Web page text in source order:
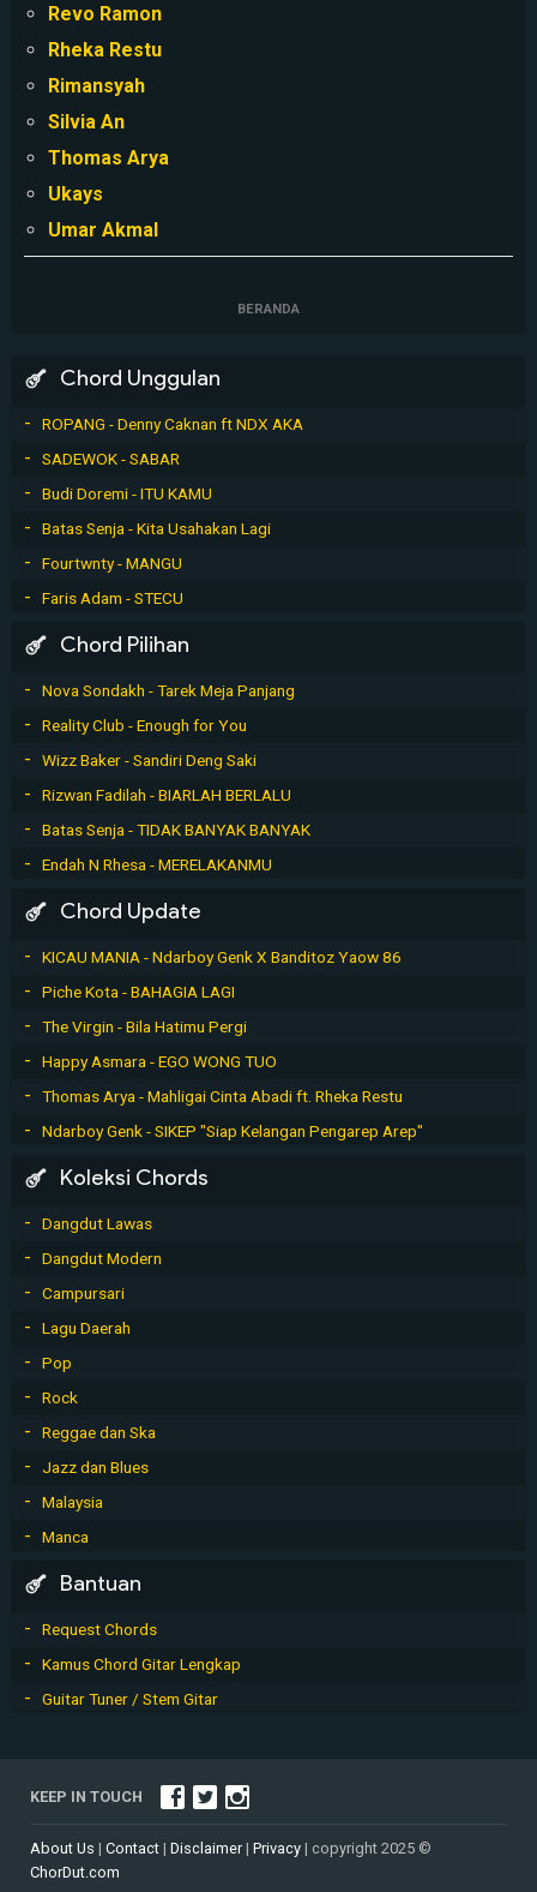
Revo Ramon
Rheka Restu
Rimansyah
Silvia An
Thomas Arya
Ukays
Umar Akmal
BERANDA
Chord Unggulan
ROPANG - Denny Caknan ft NDX AKA
SADEWOK - SABAR
Budi Doremi - ITU KAMU
Batas Senja - Kita Usahakan Lagi
Fourtwnty - MANGU
Faris Adam - STECU
Chord Pilihan
Nova Sondakh - Tarek Meja Panjang
Reality Club - Enough for You
Wizz Baker - Sandiri Deng Saki
Rizwan Fadilah - BIARLAH BERLALU
Batas Senja - TIDAK BANYAK BANYAK
Endah N Rhesa - MERELAKANMU
Chord Update
KICAU MANIA - Ndarboy Genk X Banditoz Yaow 86
Piche Kota - BAHAGIA LAGI
The Virgin - Bila Hatimu Pergi
Happy Asmara - EGO WONG TUO
Thomas Arya - Mahligai Cinta Abadi ft. Rheka Restu
Ndarboy Genk - SIKEP "Siap Kelangan Pengarep Arep"
Koleksi Chords
Dangdut Lawas
Dangdut Modern
Campursari
Lagu Daerah
Pop
Rock
Reggae dan Ska
Jazz dan Blues
Malaysia
Manca
Bantuan
Request Chords
Kamus Chord Gitar Lengkap
Guitar Tuner / Stem Gitar
KEEP IN TOUCH
About Us | Contact | Disclaimer | Privacy | copyright 2025 ©
ChorDut.com